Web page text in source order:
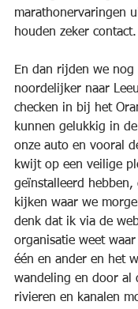
marathonervaringen
houden zeker contact.
En dan rijden we nog
noordelijker naar
checken in bij het
kunnen gelukkig in
onze auto en vooral
kwijt op een veilige
geïnstalleerd hebben,
kijken waar we
denk dat ik via de
organisatie weet
één en ander en het
wandeling en door al
rivieren en kanalen